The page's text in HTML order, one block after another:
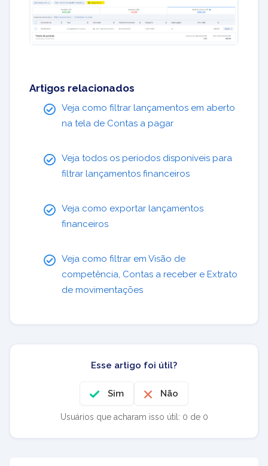
Artigos relacionados
Veja como filtrar lançamentos em aberto
na tela de Contas a pagar
Veja todos os períodos disponíveis para
filtrar lançamentos financeiros
Veja como exportar lançamentos
financeiros
Veja como filtrar em Visão de
competência, Contas a receber e Extrato
de movimentações
Esse artigo foi útil?
Sim Não
Usuários que acharam isso útil: 0 de 0